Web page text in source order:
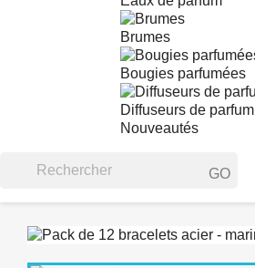
Brumes
Bougies parfumées
Diffuseurs de parfum
Nouveautés
GO